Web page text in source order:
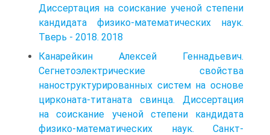
Диссертация на соискание ученой степени
кандидата физико-математических наук.
Тверь - 2018. 2018
Канарейкин Алексей Геннадьевич.
Сегнетоэлектрические свойства
наноструктурированных систем на основе
цирконата-титаната свинца. Диссертация
на соискание ученой степени кандидата
физико-математических наук. Санкт-